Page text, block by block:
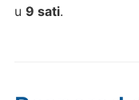
u 9 sati.